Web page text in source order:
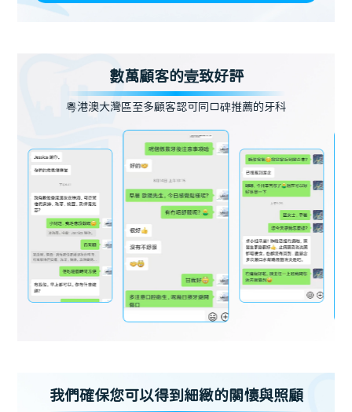
數萬顧客的壹致好評
粵港澳大灣區至多顧客認可同口碑推薦的牙科
我們確保您可以得到細緻的關懷與照顧